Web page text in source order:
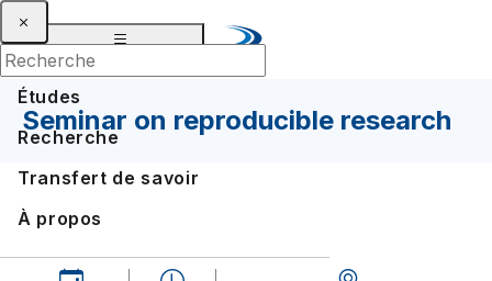
Études
Recherche
Transfert de savoir
À propos
Seminar on reproducible research